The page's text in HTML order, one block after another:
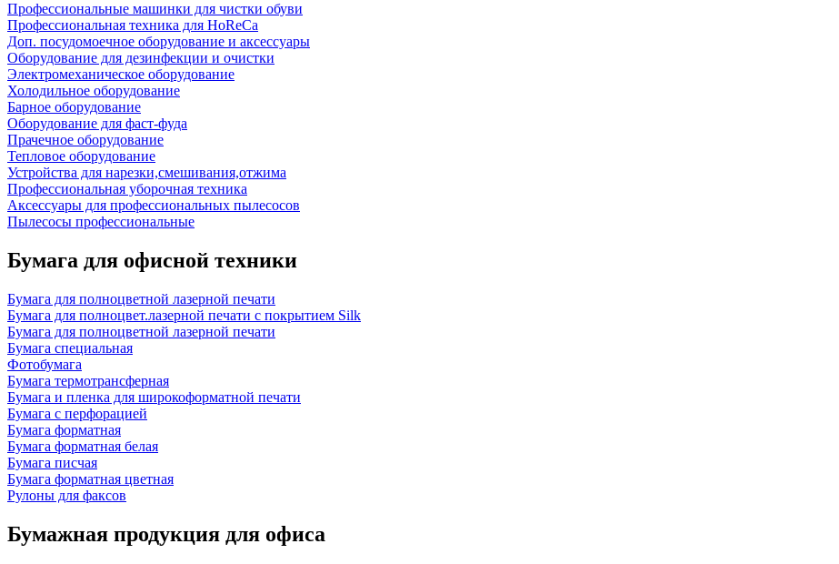
Профессиональные машинки для чистки обуви
Профессиональная техника для HoReCa
Доп. посудомоечное оборудование и аксессуары
Оборудование для дезинфекции и очистки
Электромеханическое оборудование
Холодильное оборудование
Барное оборудование
Оборудование для фаст-фуда
Прачечное оборудование
Тепловое оборудование
Устройства для нарезки,смешивания,отжима
Профессиональная уборочная техника
Аксессуары для профессиональных пылесосов
Пылесосы профессиональные
Бумага для офисной техники
Бумага для полноцветной лазерной печати
Бумага для полноцвет.лазерной печати с покрытием Silk
Бумага для полноцветной лазерной печати
Бумага специальная
Фотобумага
Бумага термотрансферная
Бумага и пленка для широкоформатной печати
Бумага с перфорацией
Бумага форматная
Бумага форматная белая
Бумага писчая
Бумага форматная цветная
Рулоны для факсов
Бумажная продукция для офиса